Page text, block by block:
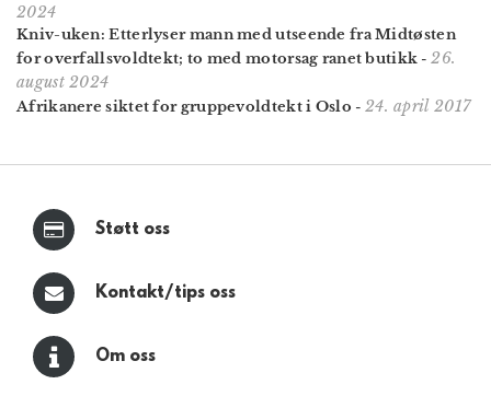
2024
Kniv-uken: Etterlyser mann med utseende fra Midtøsten
for overfallsvoldtekt; to med motorsag ranet butikk -26.
august 2024
Afrikanere siktet for gruppevoldtekt i Oslo - 24. april 2017
Støtt oss
Kontakt/tips oss
Om oss